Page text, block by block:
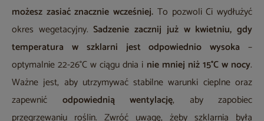
możesz zasiać znacznie wcześniej. To pozwoli Ci wydłużyć
okres wegetacyjny.Sadzenie zacznij już w kwietniu, gdy
temperatura w szklarni jest odpowiednio wysoka –
optymalnie 22-26°C w ciągu dnia i nie mniej niż 15°C w nocy.
Ważne jest, aby utrzymywać stabilne warunki cieplne oraz
zapewnić odpowiednią wentylację, aby zapobiec